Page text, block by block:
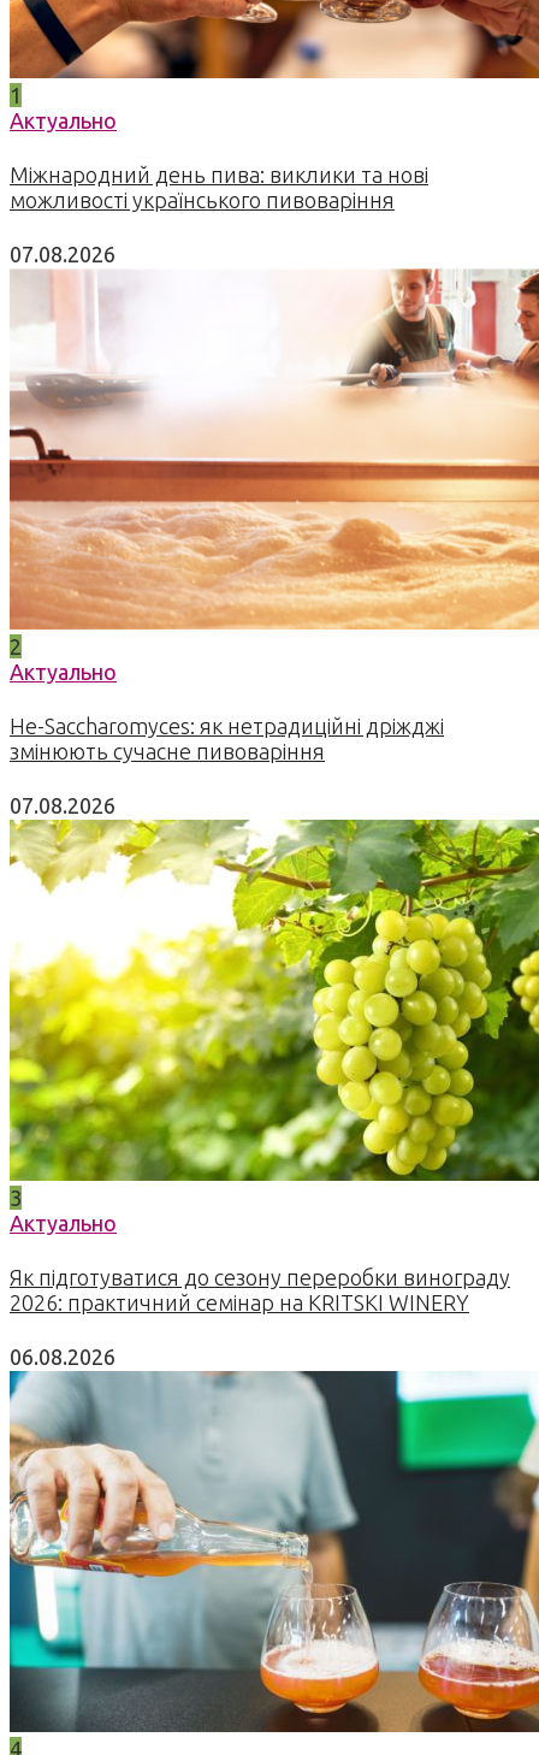
1
Актуально
Міжнародний день пива: виклики та нові
можливості українського пивоваріння
07.08.2026
2
Актуально
Не-Saccharomyces: як нетрадиційні дріжджі
змінюють сучасне пивоваріння
07.08.2026
3
Актуально
Як підготуватися до сезону переробки винограду
2026: практичний семінар на KRITSKI WINERY
06.08.2026
4